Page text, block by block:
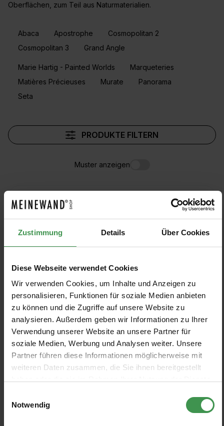
Zustimmung Details Über Cookies
Diese Webseite verwendet Cookies
Wir verwenden Cookies, um Inhalte und Anzeigen zu
personalisieren, Funktionen für soziale Medien anbieten
zu können und die Zugriffe auf unsere Website zu
analysieren. Außerdem geben wir Informationen zu Ihrer
Verwendung unserer Website an unsere Partner für
soziale Medien, Werbung und Analysen weiter. Unsere
Partner führen diese Informationen möglicherweise mit
weiteren Daten zusammen, die Sie ihnen bereitgestellt
Notwendig
Oberflächen, zum Teil aus Naturmaterialien.
Abaca Apostrophe
Cosmopolitan 2
Cosmopolitan 3
Grand Angle
Marie Hartig - Painted Worlds
Marqueteries
Matières Précieuses
Murate
Panorama
Seta
PRODUKTE FILTERN
Muster anzeigen
13%
Wandbild Curiosite II
13%
Wandbild Les Mobiles
Nobilis
3 Farben Ab 587,25 € 675,00 €
13 %
Wandbild Curiosite I
Nobilis
1 Farben
587,25 €
13%
Wandbild Ito
Nobilis
3 FarbenAb 549,84 € 632,00 €
13%
Wandbild Ponti
Nobilis
3 Farben Ab 503,73 € 579,00 €
13%
Wandbild Josephine